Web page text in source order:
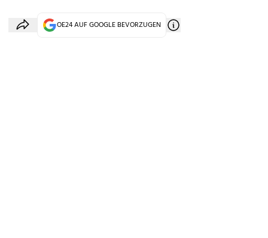
OE24 AUF GOOGLE BEVORZUGEN